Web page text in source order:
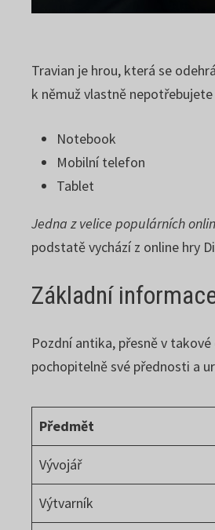
Travian je hrou, která se
k němuž vlastně
Notebook
Mobilní telefon
Tablet
Jedna z velice populárních
podstatě vychází z online hry
Základní
Pozdní antika, přesně v takové
pochopitelně své přednosti a
Předmět
Vývojář
Výtvarník